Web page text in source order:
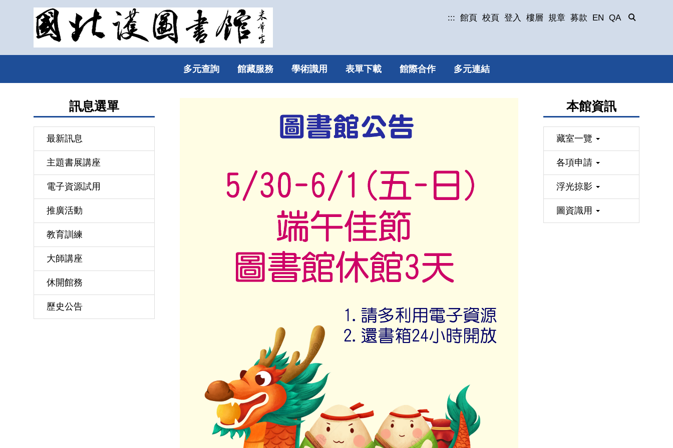
多元查詢 館藏服務 學術識用 表單下載 館際合作 多元連結
::: 館頁 校頁 登入 樓層 規章 募款 EN QA
訊息選單
最新訊息
主題書展講座
電子資源試用
推廣活動
教育訓練
大師講座
休開館務
歷史公告
本館資訊
藏室一覽
各項申請
浮光掠影
圖資識用